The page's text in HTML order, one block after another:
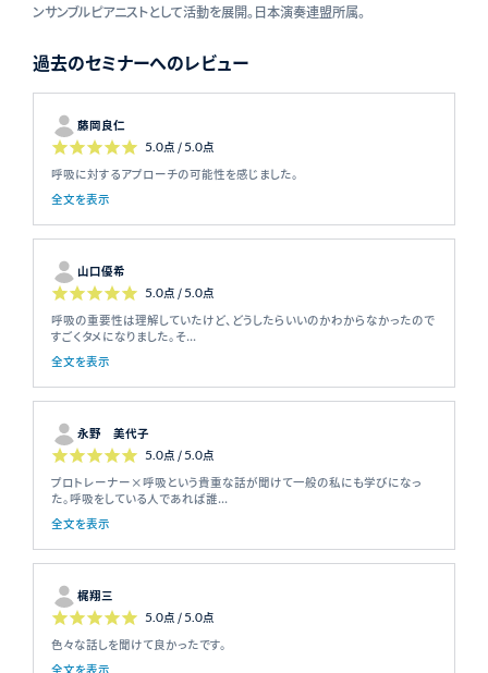
ンサンブルピアニストとして活動を展開。日本演奏連盟所属。
過去のセミナーへのレビュー
藤岡良仁
5.0点 /5.0点
呼吸に対するアプローチの可能性を感じました。
全文を表示
山口優希
5.0点 /5.0点
呼吸の重要性は理解していたけど、どうしたらいいのかわからなかったので
すごくタメになりました。そ...
全文を表示
永野 美代子
5.0点 /5.0点
プロトレーナー×呼吸という貴重な話が聞けて一般の私にも学びになっ
た。呼吸をしている人であれば誰...
全文を表示
梶翔三
5.0点 /5.0点
色々な話しを聞けて良かったです。
全文を表示